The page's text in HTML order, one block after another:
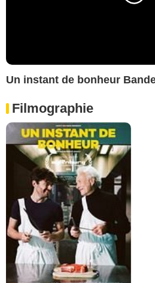
Un instant de bonheur
Filmographie